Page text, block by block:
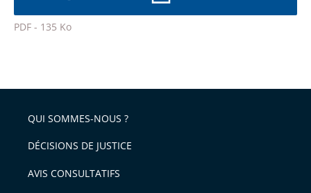
l'article
pour
police
PDF - 135 Ko
l'article
pour
avant
QUI SOMMES-NOUS ?
DÉCISIONS DE JUSTICE
AVIS CONSULTATIFS